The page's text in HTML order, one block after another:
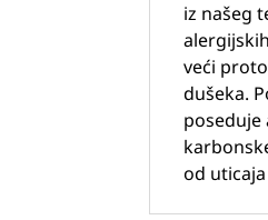
iz našeg
veći
dušeka.
poseduje
od